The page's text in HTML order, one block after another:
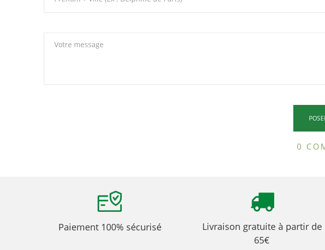
0
Paiement 100% sécurisé
Livraison gratuite à partir de
65€